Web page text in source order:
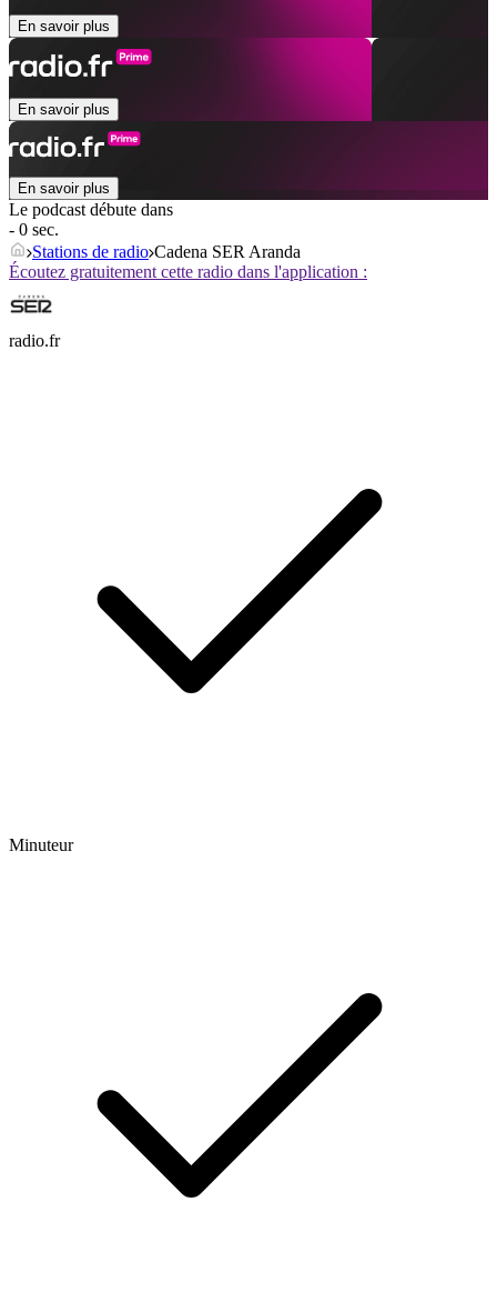
En savoir plus
En savoir plus
En savoir plus
Le podcast débute dans
- 0 sec.
Stations de radio Cadena SER Aranda
Écoutez gratuitement cette radio dans l'application :
radio.fr
Minuteur